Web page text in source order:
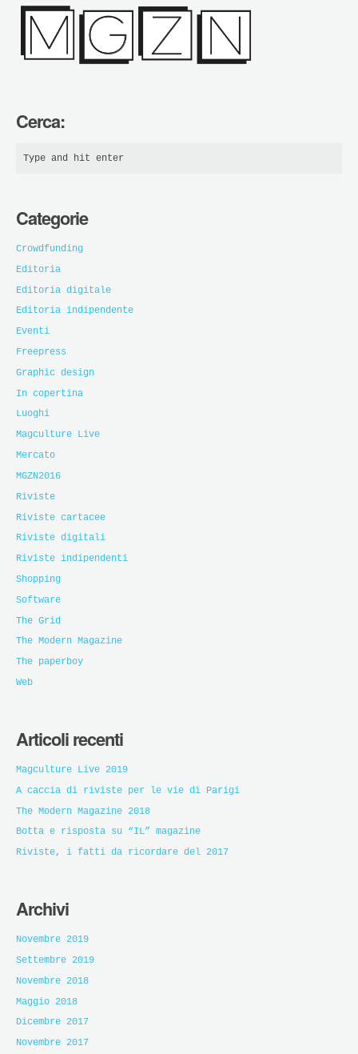
Cerca:
Categorie
Crowdfunding
Editoria
Editoria digitale
Editoria indipendente
Eventi
Freepress
Graphic design
In copertina
Luoghi
Magculture Live
Mercato
MGZN2016
Riviste
Riviste cartacee
Riviste digitali
Riviste indipendenti
Shopping
Software
The Grid
The Modern Magazine
The paperboy
Web
Articoli recenti
Magculture Live 2019
A caccia di riviste per le vie di Parigi
The Modern Magazine 2018
Botta e risposta su “IL” magazine
Riviste, i fatti da ricordare del 2017
Archivi
Novembre 2019
Settembre 2019
Novembre 2018
Maggio 2018
Dicembre 2017
Novembre 2017